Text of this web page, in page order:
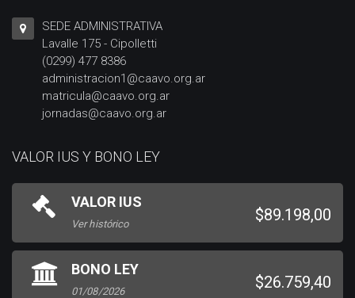
SEDE ADMINISTRATIVA
Lavalle 175 - Cipolletti
(0299) 477 8386
administracion1@caavo.org.ar
matricula@caavo.org.ar
jornadas@caavo.org.ar
VALOR IUS Y BONO LEY
VALOR IUS
Ver histórico $89.198,00
BONO LEY
01/08/2026 $26.759,40